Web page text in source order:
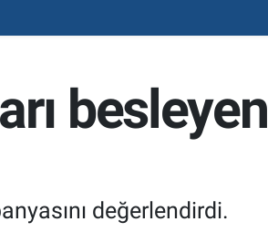
besleyen
değerlendirdi.